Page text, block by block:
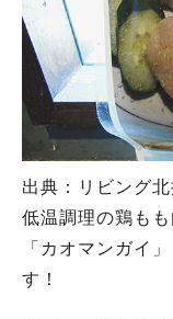
出典：リビング
低温調理の鶏も
「カオマンガイ
す！